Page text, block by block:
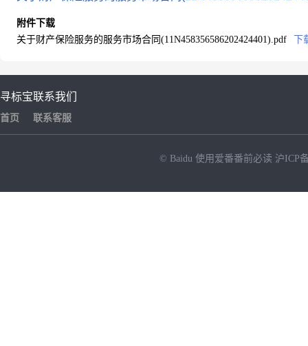
附件下载
关于财产保险服务的服务市场合同(11N458356586202424401).pdf
下
寻标宝
首页
联系我们
联系客服
© Baidu 使用爱番番前必读 沪ICP